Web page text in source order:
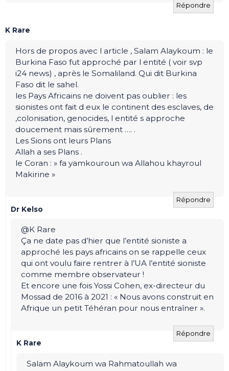
Répondre
K Rare
Hors de propos avec l article , Salam Alaykoum : le
Burkina Faso fut approché par l entité ( voir svp
i24 news) , après le Somaliland. Qui dit Burkina
Faso dit le sahel.
les Pays Africains ne doivent pas oublier : les
sionistes ont fait d eux le continent des esclaves, de
,colonisation, genocides, l entité s approche
doucement mais sûrement …. .
Les Sions ont leurs Plans
Allah a ses Plans .
le Coran : » fa yamkouroun wa Allahou khayroul
Makirine »
Répondre
Dr Kelso
@K Rare
Ça ne date pas d’hier que l’entité sioniste a
approché les pays africains on se rappelle ceux
qui ont voulu faire rentrer à l’UA l’entité sioniste
comme membre observateur !
Et encore une fois Yossi Cohen, ex-directeur du
Mossad de 2016 à 2021 : « Nous avons construit en
Afrique un petit Téhéran pour nous entraîner ».
Répondre
K Rare
Salam Alaykoum wa Rahmatoullah wa